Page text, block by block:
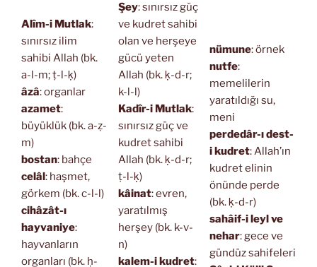
Alîm-i Mutlak:
sınırsız ilim
sahibi Allah (bk.
a-l-m; ṭ-l-ḳ)
âzâ: organlar
azamet:
büyüklük (bk. a-ẓ-
m)
bostan: bahçe
celâl : haşmet,
görkem (bk. c-l-l)
cihâzât-ı
hayvaniye:
hayvanların
organları (bk. ḥ-
Şey: sınırsız güç
ve kudret sahibi
olan ve herşeye
gücü yeten
Allah (bk. ḳ-d-r;
k-l-l)
Kadîr-i Mutlak:
sınırsız güç ve
kudret sahibi
Allah (bk. ḳ-d-r;
ṭ-l-ḳ)
kâinat: evren,
yaratılmış
herşey (bk. k-v-
n)
kalem-i kudret:
nümune: örnek
nutfe:
memelilerin
yaratıldığı su,
meni
perdedâr-ı dest-
i kudret: Allah’ın
kudret elinin
önünde perde
(bk. ḳ-d-r)
sahâif-i leyl ve
nehar: gece ve
gündüz sahifeleri